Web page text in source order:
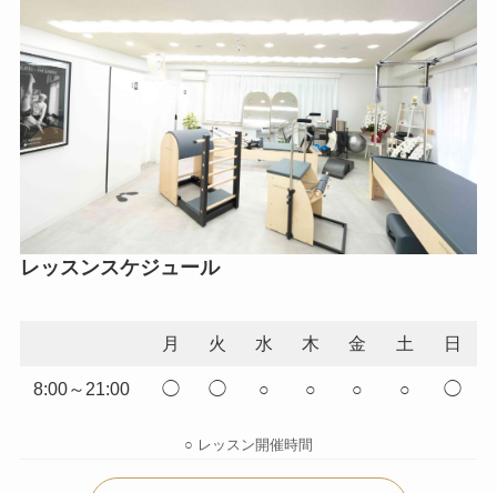
レッスンスケジュール
月 火 水 木 金 土 日
8:00～21:00 ◯ ◯ ○ ○ ○ ○ ◯
○ レッスン開催時間